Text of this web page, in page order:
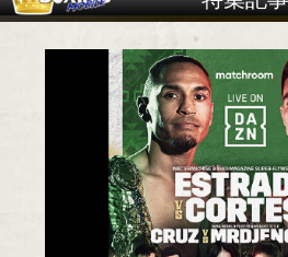
試合日程・勝ち
試合速報・勝ち
特